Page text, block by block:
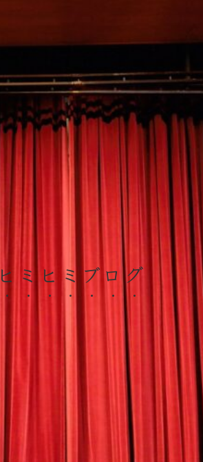
ヒミヒミブログ